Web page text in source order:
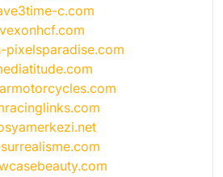
c.com
vexonhcf.com
pixelsparadise.com